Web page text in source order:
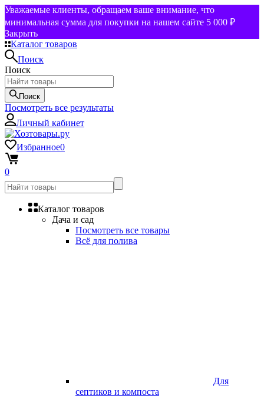
Уважаемые клиенты, обращаем ваше внимание, что
минимальная сумма для покупки на нашем сайте 5 000 ₽
Закрыть
Каталог товаров
Поиск
Поиск
Поиск
Посмотреть все результаты
Личный кабинет
Избранное0
0
Каталог товаров
Дача и сад
Посмотреть все товары
Всё для полива
Для
септиков и компоста